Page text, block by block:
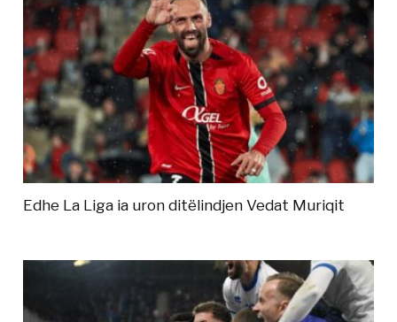
Edhe La Liga ia uron ditëlindjen Vedat Muriqit